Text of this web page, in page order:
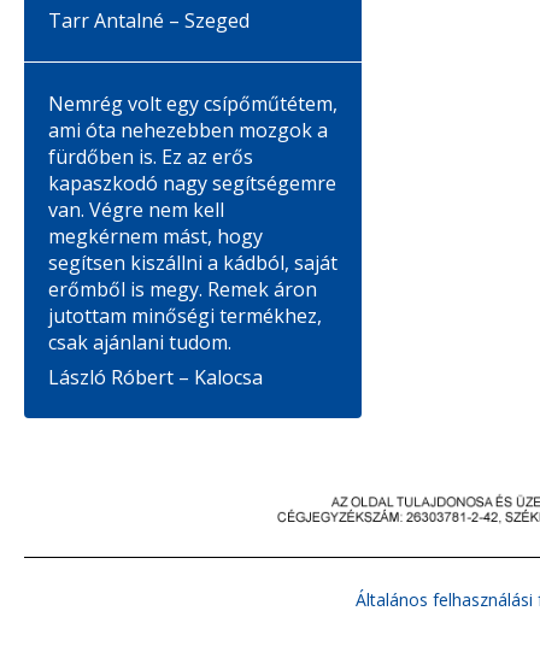
Tarr Antalné – Szeged
Nemrég volt egy csípőműtétem,
ami óta nehezebben mozgok a
fürdőben is. Ez az erős
kapaszkodó nagy segítségemre
van. Végre nem kell
megkérnem mást, hogy
segítsen kiszállni a kádból, saját
erőmből is megy. Remek áron
jutottam minőségi termékhez,
csak ajánlani tudom.
László Róbert – Kalocsa
Általános felhasználási